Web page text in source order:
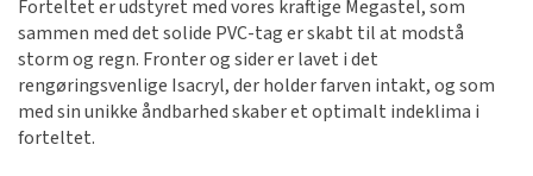
Forteltet er udstyret med vores kraftige Megastel, som
sammen med det solide PVC-tag er skabt til at modstå
storm og regn. Fronter og sider er lavet i det
rengøringsvenlige Isacryl, der holder farven intakt, og som
med sin unikke åndbarhed skaber et optimalt indeklima i
forteltet.